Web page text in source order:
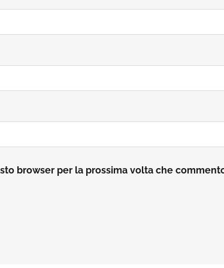
browser per la prossima volta che